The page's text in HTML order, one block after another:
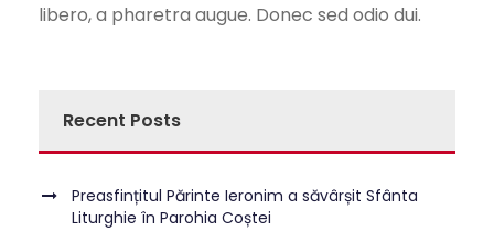
libero, a pharetra augue. Donec sed odio dui.
Recent Posts
Preasfințitul Părinte Ieronim a săvârșit Sfânta
Liturghie în Parohia Coștei